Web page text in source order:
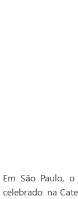
Em São Paulo,
celebrado na